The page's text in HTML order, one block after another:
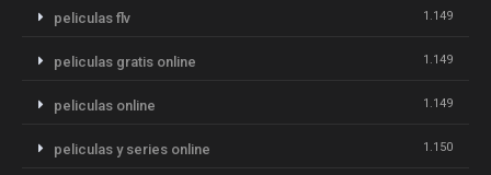
peliculas flv 1.149
peliculas gratis online 1.149
peliculas online 1.149
peliculas y series online 1.150